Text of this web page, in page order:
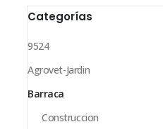
Categorías
9524
Agrovet-Jardin
Barraca
Construccion